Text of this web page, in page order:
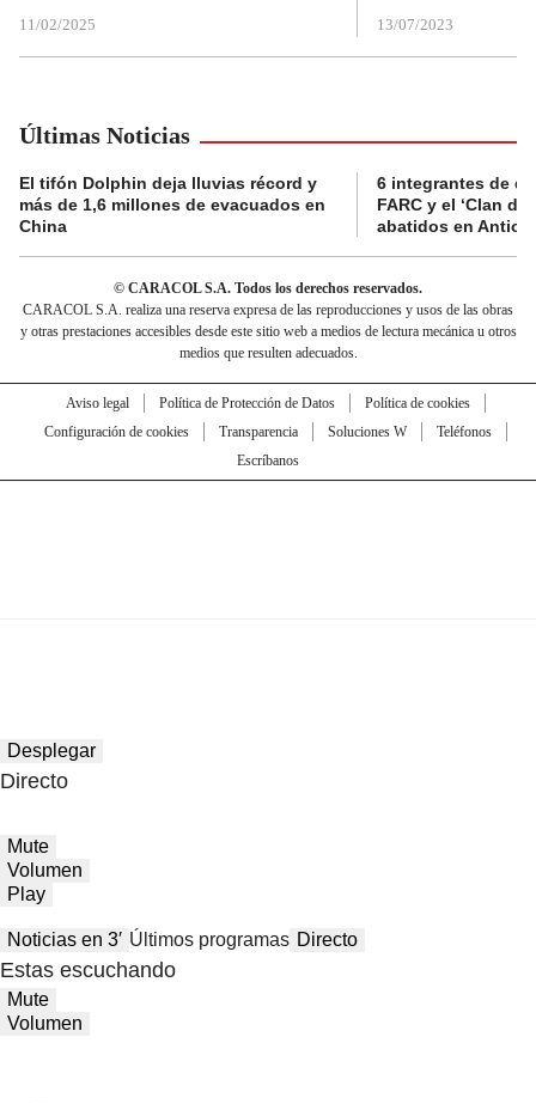
11/02/2025 13/07/2023
Últimas Noticias
El tifón Dolphin deja lluvias récord y
más de 1,6 millones de evacuados en
China
6 integrantes de
FARC y el ‘Clan
abatidos en
© CARACOL S.A. Todos los derechos reservados.
CARACOL S.A. realiza una reserva expresa de las reproducciones y usos de las obras
y otras prestaciones accesibles desde este sitio web a medios de lectura mecánica u otros
medios que resulten adecuados.
Aviso legal Política de Protección de Datos
Política de cookies
Configuración de cookies
Transparencia Soluciones W
Teléfonos
Escríbanos
Desplegar
Directo
Mute
Volumen
Play
Noticias en 3′ Últimos programas Directo
Estas escuchando
Mute
Volumen